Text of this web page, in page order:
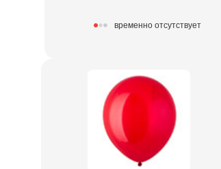
временно отсутствует